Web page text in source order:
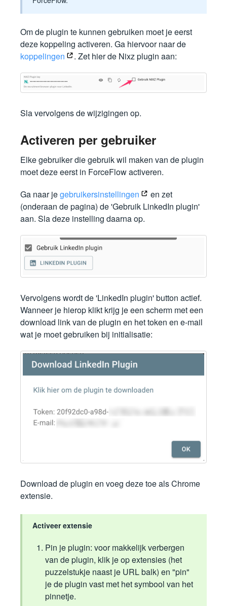
Om de plugin te kunnen gebruiken moet je eerst
deze koppeling activeren. Ga hiervoor naar de
koppelingen
. Zet hier de Nixz plugin aan:
Sla vervolgens de wijzigingen op.
Activeren per gebruiker
Elke gebruiker die gebruik wil maken van de plugin
moet deze eerst in ForceFlow activeren.
Ga naar jegebruikersinstellingen
en zet
(onderaan de pagina) de 'Gebruik LinkedIn plugin'
aan. Sla deze instelling daarna op.
Vervolgens wordt de 'LinkedIn plugin' button actief.
Wanneer je hierop klikt krijg je een scherm met een
download link van de plugin en het token en e-mail
wat je moet gebruiken bij initialisatie:
Download de plugin en voeg deze toe als Chrome
extensie.
Activeer extensie
Pin je plugin: voor makkelijk verbergen
van de plugin, klik je op extensies (het
puzzelstukje naast je URL balk) en "pin"
je de plugin vast met het symbool van het
pinnetje.